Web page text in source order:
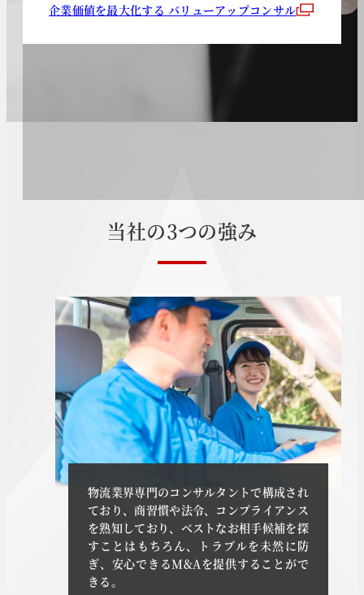
企業価値を最大化する バリューアップコンサル
当社の3つの強み
物流業界専門のコンサルタントで構成され
ており、商習慣や法令、コンプライアンス
を熟知しており、ベストなお相手候補を探
すことはもちろん、トラブルを未然に防
ぎ、安心できるM&Aを提供することがで
きる。